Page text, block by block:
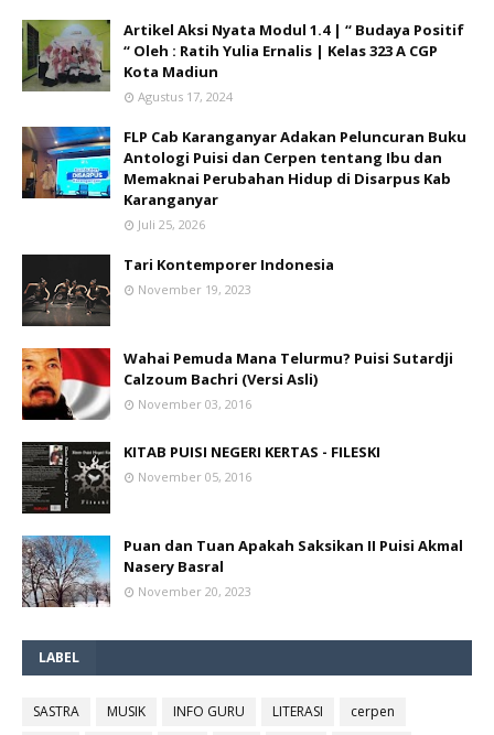
Artikel Aksi Nyata Modul 1.4 | “ Budaya Positif
“ Oleh : Ratih Yulia Ernalis | Kelas 323 A CGP
Kota Madiun
Agustus 17, 2024
FLP Cab Karanganyar Adakan Peluncuran Buku
Antologi Puisi dan Cerpen tentang Ibu dan
Memaknai Perubahan Hidup di Disarpus Kab
Karanganyar
Juli 25, 2026
Tari Kontemporer Indonesia
November 19, 2023
Wahai Pemuda Mana Telurmu? Puisi Sutardji
Calzoum Bachri (Versi Asli)
November 03, 2016
KITAB PUISI NEGERI KERTAS - FILESKI
November 05, 2016
Puan dan Tuan Apakah Saksikan II Puisi Akmal
Nasery Basral
November 20, 2023
LABEL
SASTRA MUSIK INFO GURU LITERASI
cerpen